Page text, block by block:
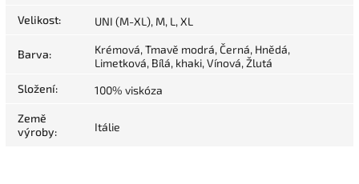
Velikost: UNI (M-XL), M, L, XL
Barva:
Krémová, Tmavě modrá, Černá, Hnědá,
Limetková, Bílá, khaki, Vínová, Žlutá
Složení: 100% viskóza
Země
výroby: Itálie